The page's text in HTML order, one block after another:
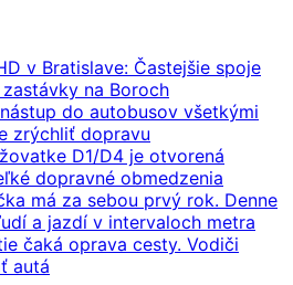
v Bratislave: Častejšie spoje
na Boroch
do autobusov všetkými
zrýchliť dopravu
D1/D4 je otvorená
dopravné obmedzenia
má za sebou prvý rok. Denne
a jazdí v intervaloch metra
čaká oprava cesty. Vodiči
autá